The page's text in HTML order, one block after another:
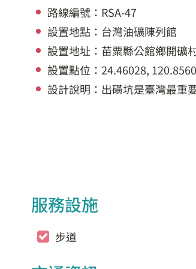
路線編號：RSA-47
設置地點：台灣油礦陳列館
設置地址：苗粟縣公館鄉開礦
設置點位：24.46028,
設計說明：出磺坑是臺灣最重
服務設施
步道